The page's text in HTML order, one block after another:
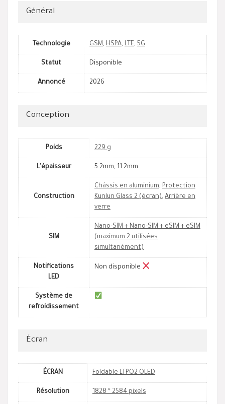
Général
Technologie GSM, HSPA, LTE, 5G
Statut Disponible
Annoncé 2026
Conception
Poids 229 g
L'épaisseur 5.2mm, 11.2mm
Construction
Châssis en aluminium, Protection
Kunlun Glass 2 (écran), Arrière en
verre
SIM
Nano-SIM + Nano-SIM + eSIM + eSIM
(maximum 2 utilisées
simultanément)
Notifications
LED
Non disponible
Système de
refroidissement
Écran
ÉCRAN Foldable LTPO2 OLED
Résolution 1828 * 2584 pixels